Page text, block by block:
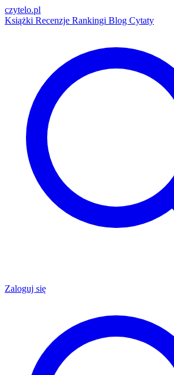
czytelo.pl
Książki Recenzje Rankingi Blog Cytaty
Zaloguj się